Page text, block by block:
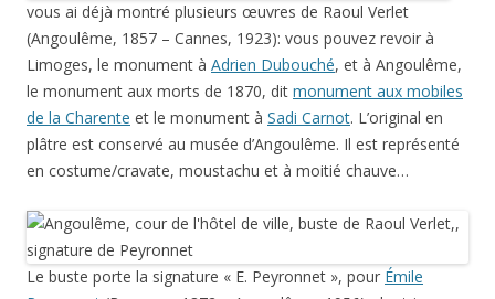
vous ai déjà montré plusieurs œuvres de Raoul Verlet
(Angoulême, 1857 – Cannes, 1923): vous pouvez revoir à
Limoges, le monument à Adrien Dubouché, et à Angoulême,
le monument aux morts de 1870, dit monument aux mobiles
de la Charente et le monument à Sadi Carnot. L’original en
plâtre est conservé au musée d’Angoulême. Il est représenté
en costume/cravate, moustachu et à moitié chauve…
Le buste porte la signature « E. Peyronnet », pour Émile